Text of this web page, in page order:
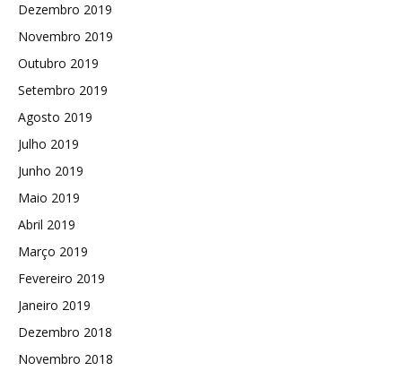
Dezembro 2019
Novembro 2019
Outubro 2019
Setembro 2019
Agosto 2019
Julho 2019
Junho 2019
Maio 2019
Abril 2019
Março 2019
Fevereiro 2019
Janeiro 2019
Dezembro 2018
Novembro 2018